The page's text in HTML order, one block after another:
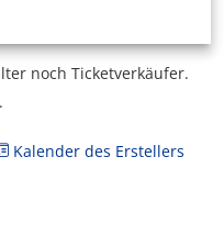
noch Ticketverkäufer.
Kalender des Erstellers